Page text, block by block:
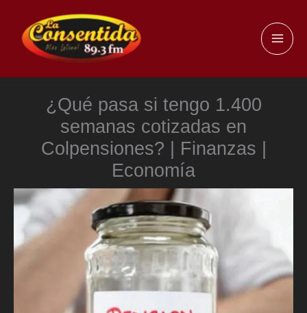
contenido
¿Qué pasa si tengo 1.400
semanas cotizadas en
Colpensiones? | Finanzas |
Economía